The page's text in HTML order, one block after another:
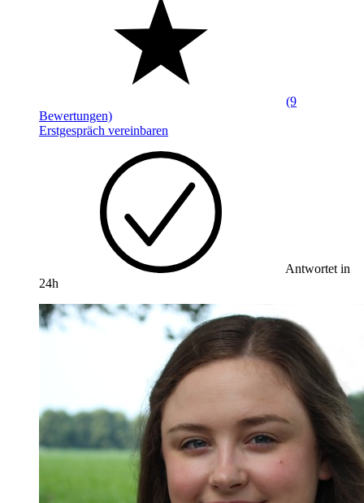
(9
Bewertungen)
Erstgespräch vereinbaren
Antwortet in
24h